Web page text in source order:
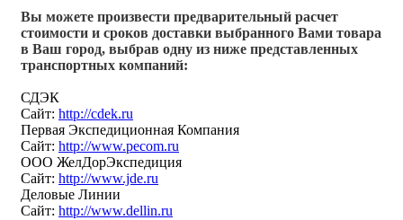
Вы можете произвести предварительный расчет
стоимости и сроков доставки выбранного Вами товара
в Ваш город, выбрав одну из ниже представленных
транспортных компаний:
СДЭК
Сайт: http://cdek.ru
Первая Экспедиционная Компания
Сайт: http://www.pecom.ru
ООО ЖелДорЭкспедиция
Сайт: http://www.jde.ru
Деловые Линии
Сайт: http://www.dellin.ru